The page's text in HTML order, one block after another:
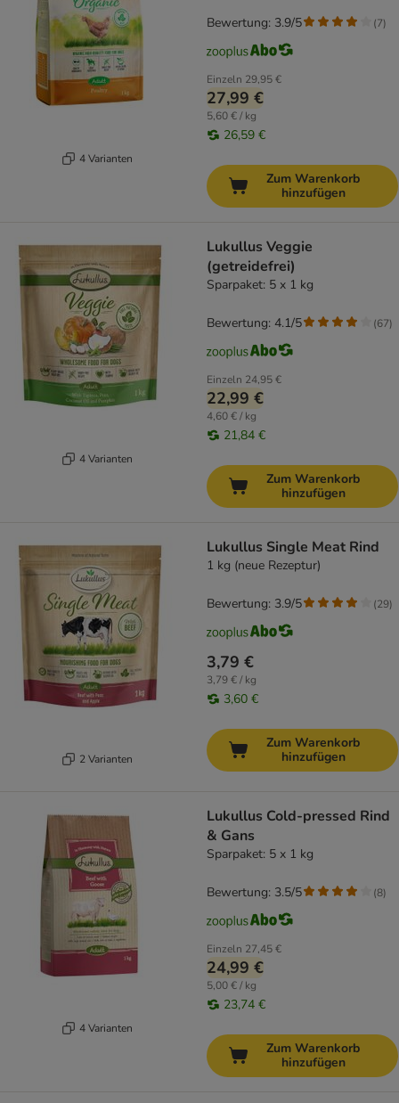
4 Varianten
Einzeln 29,95 €
27,99 €
5,60 € / kg
26,59 €
Bewertung: 3.9/5 (7)
Zum Warenkorb
hinzufügen
4 Varianten
Lukullus Veggie
(getreidefrei)
Sparpaket: 5 x 1 kg
Einzeln 24,95 €
22,99 €
4,60 € / kg
21,84 €
Bewertung: 4.1/5 (67)
Zum Warenkorb
hinzufügen
2 Varianten
Lukullus Single Meat Rind
1 kg (neue Rezeptur)
3,79 €
3,79 € / kg
3,60 €
Bewertung: 3.9/5 (29)
Zum Warenkorb
hinzufügen
4 Varianten
Lukullus Cold-pressed Rind
& Gans
Sparpaket: 5 x 1 kg
Einzeln 27,45 €
24,99 €
5,00 € / kg
23,74 €
Bewertung: 3.5/5 (8)
Zum Warenkorb
hinzufügen